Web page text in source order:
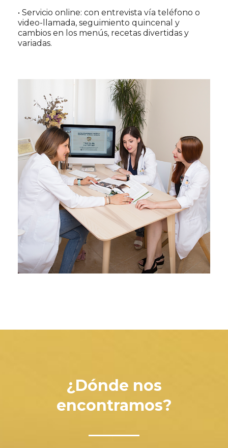
• Servicio online: con entrevista vía teléfono o
video-llamada, seguimiento quincenal y
cambios en los menús, recetas divertidas y
variadas.
¿Dónde nos
encontramos?